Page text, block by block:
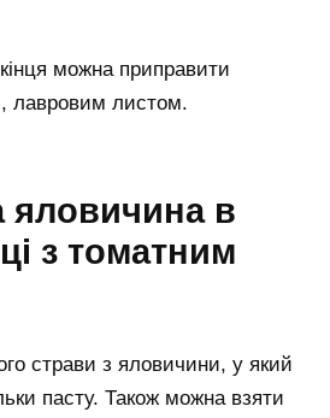
можна приправити
лавровим листом.
яловичина в
з томатним
страви з яловичини, у який
пасту. Також можна взяти